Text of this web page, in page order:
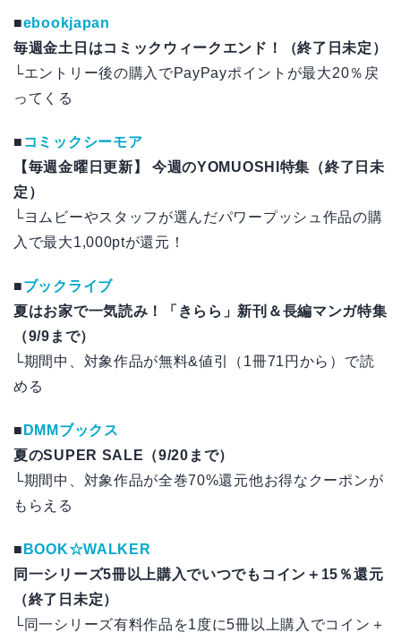
■ebookjapan
毎週金土日はコミックウィークエンド！（終了日未定）
└エントリー後の購入でPayPayポイントが最大20％戻
ってくる
■ コミックシーモア
【毎週金曜日更新】 今週のYOMUOSHI特集（終了日未
定）
└ヨムビーやスタッフが選んだパワープッシュ作品の購
入で最大1,000ptが還元！
■ブックライブ
夏はお家で一気読み！「きらら」新刊＆長編マンガ特集
（9/9まで）
└期間中、対象作品が無料&値引（1冊71円から）で読
める
■ DMMブックス
夏のSUPER SALE（9/20まで）
└期間中、対象作品が全巻70%還元他お得なクーポンが
もらえる
■ BOOK☆WALKER
同一シリーズ5冊以上購入でいつでもコイン＋15％還元
（終了日未定）
└同一シリーズ有料作品を1度に5冊以上購入でコイン＋